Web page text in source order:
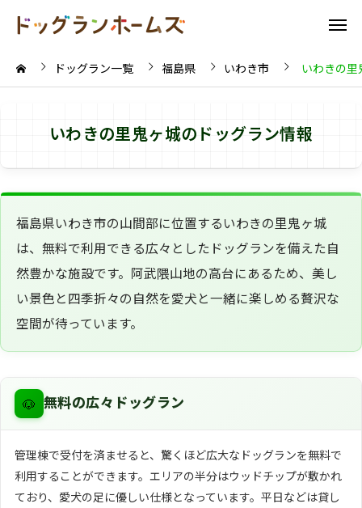
ドッグラン一覧 福島県 いわき市 いわきの里
いわきの里鬼ヶ城のドッグラン情報
福島県いわき市の山間部に位置するいわきの里鬼ヶ城
は、無料で利用できる広々としたドッグランを備えた自
然豊かな施設です。阿武隈山地の高台にあるため、美し
い景色と四季折々の自然を愛犬と一緒に楽しめる贅沢な
空間が待っています。
🐶 無料の広々ドッグラン
管理棟で受付を済ませると、驚くほど広大なドッグランを無料で
利用することができます。エリアの半分はウッドチップが敷かれ
ており、愛犬の足に優しい仕様となっています。平日などは貸し